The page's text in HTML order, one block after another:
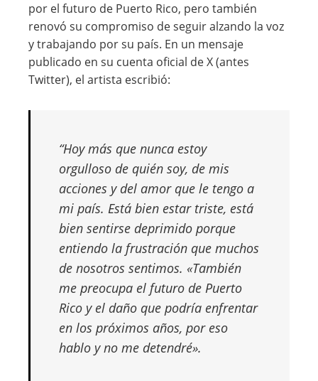
por el futuro de Puerto Rico, pero también
renovó su compromiso de seguir alzando la voz
y trabajando por su país. En un mensaje
publicado en su cuenta oficial de X (antes
Twitter), el artista escribió:
“Hoy más que nunca estoy
orgulloso de quién soy, de mis
acciones y del amor que le tengo a
mi país. Está bien estar triste, está
bien sentirse deprimido porque
entiendo la frustración que muchos
de nosotros sentimos. «También
me preocupa el futuro de Puerto
Rico y el daño que podría enfrentar
en los próximos años, por eso
hablo y no me detendré».